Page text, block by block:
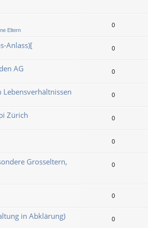
Eltern
0
Anlass)[ 0
AG 0
0
Zürich 0
0
Grosseltern,
0
0
in Abklärung) 0